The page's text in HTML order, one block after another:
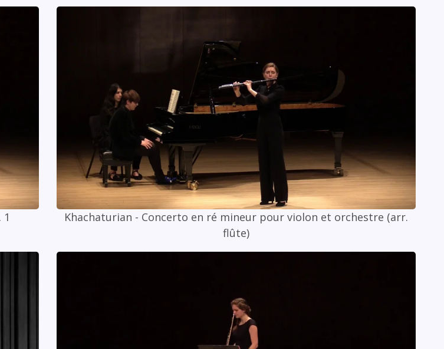
Khachaturian - Concerto en ré mineur pour violon et orchestre (arr.
flûte)